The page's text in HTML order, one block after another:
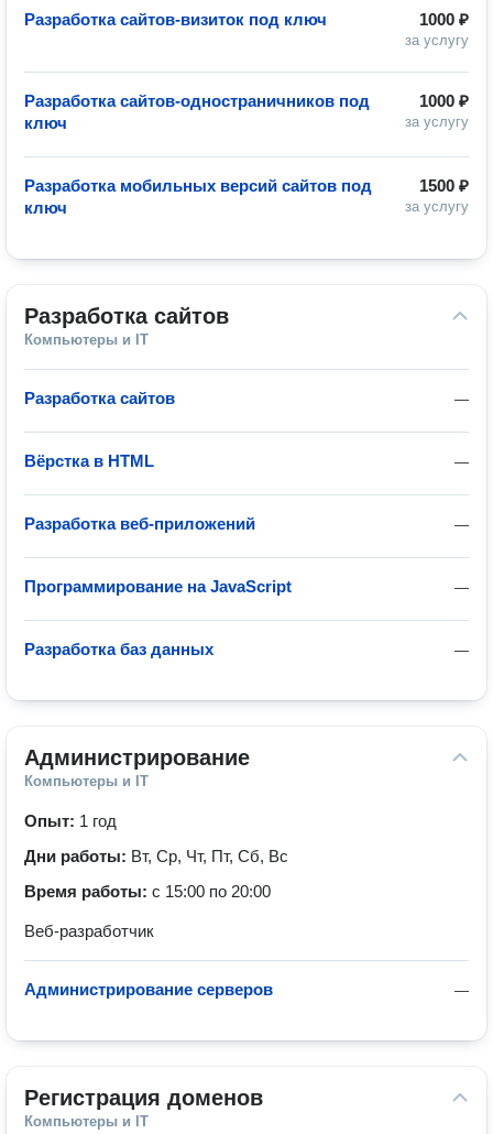
1000 ₽
за услугу
Разработка сайтов-визиток под ключ
1000 ₽
за услугу
Разработка сайтов-одностраничников под
ключ
1500 ₽
за услугу
Разработка мобильных версий сайтов под
ключ
Разработка сайтов
Компьютеры и IT
—
Разработка сайтов
—
Вёрстка в HTML
—
Разработка веб-приложений
—
Программирование на JavaScript
—
Разработка баз данных
Администрирование
Компьютеры и IT
Опыт: 1 год
Дни работы: Вт, Ср, Чт, Пт, Сб, Вс
Время работы: с 15:00 по 20:00
Веб-разработчик
—
Администрирование серверов
Регистрация доменов
Компьютеры и IT